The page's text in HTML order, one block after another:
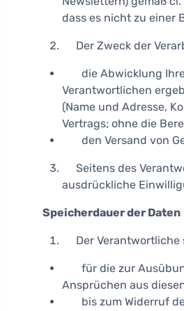
dass es nicht zu einer
Der Zweck der
die Abwicklung Ihrer
Verantwortlichen
(Name und Adresse,
Vertrags; ohne die
den Versand von
Seitens des
ausdrückliche
Speicherdauer der Daten
Der Verantwortliche
für die zur
Ansprüchen aus
bis zum Widerruf der